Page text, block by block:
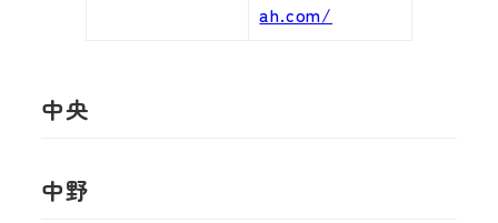
ah.com/
中央
中野